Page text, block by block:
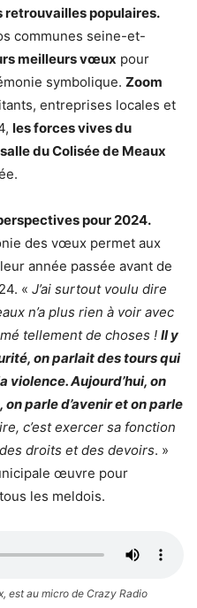
retrouvailles populaires.
communes seine-et-
meilleurs vœux pour
symbolique. Zoom
entreprises locales et
les forces vives du
du Colisée de Meaux
pour 2024.
des vœux permet aux
année passée avant de
« J’ai surtout voulu dire
n’a plus rien à voir avec
tellement de choses ! Il y
on parlait des tours qui
violence. Aujourd’hui, on
parle d’avenir et on parle
c’est exercer sa fonction
droits et des devoirs. »
œuvre pour
les meldois.
est au micro de Crazy Radio